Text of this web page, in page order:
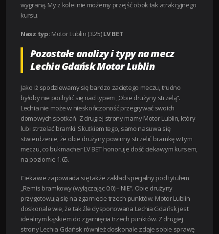
wygraną. My z kolei nie możemy przejść obok tak atrakcyjnego
kursu.
Nasz typ: Motor Lublin (3.25)LV BET
Pozostałe analizy i typy na mecz
Lechia Gdańsk Motor Lublin
Jako iż spodziewamy się bardzo zaciętego meczu, trudno
byłoby nie pochylić się nad typem „Obie drużyny strzelą”.
Lechia nie może w nieskończoność przegrywać swoich
domowych spotkań. Z drugiej strony mamy Motor Lublin, który
lubi strzelać bramki. Skutkiem tego, samo nasuwa się
stwierdzenie, że obie drużyny powinny strzelić bramkę w tym
meczu, co bukmacher LV BET honoruje dość ciekawym kursem,
na poziomie 1.65.
Ciekawie zapowiada się także zakład specjalny pod tytułem
„Remis bramkowy (wyłączając 0:0) – NIE”. Obie drużyny
przygotowują się na zgarnięcie trzech punktów. Motor Lublin
doskonale wie, że tak źle dysponowana Lechia Gdańsk jest
idealnym kąskiem do zgarnięcia trzech punktów. Z drugiej
strony Lechia Gdańsk również doskonale zdaje sobie sprawę